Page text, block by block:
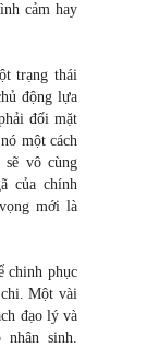
cảm hay
trạng thái
động lựa
đối mặt
một cách
sẽ vô cùng
của chính
mới là
chinh phục
Một vài
đạo lý và
nhân sinh.